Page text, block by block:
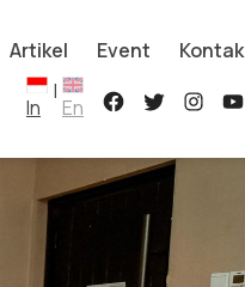
Artikel Event Kontak
In
|
En